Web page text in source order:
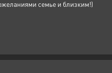
семье и близким!)